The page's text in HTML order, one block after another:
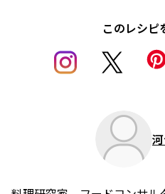
このレシピ